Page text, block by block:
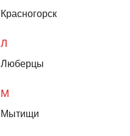
Красногорск
Л
Люберцы
М
Мытищи